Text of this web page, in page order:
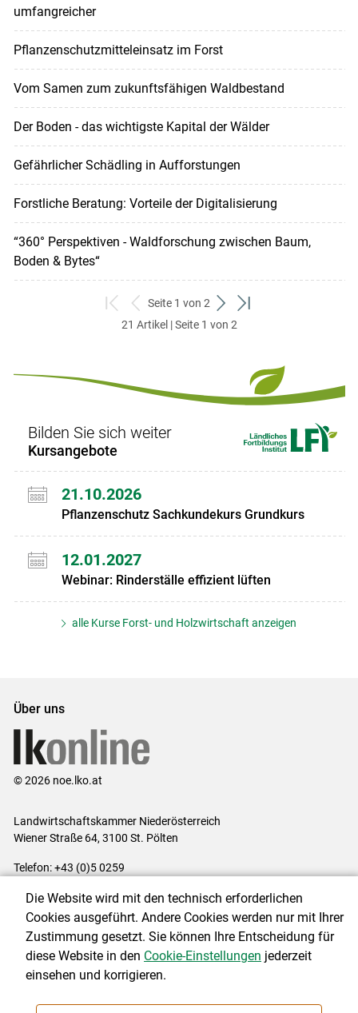
umfangreicher
Pflanzenschutzmitteleinsatz im Forst
Vom Samen zum zukunftsfähigen Waldbestand
Der Boden - das wichtigste Kapital der Wälder
Gefährlicher Schädling in Aufforstungen
Forstliche Beratung: Vorteile der Digitalisierung
“360° Perspektiven - Waldforschung zwischen Baum,
Boden & Bytes“
zum
ersten
zurück
zum
Seite 1 von 2
weiter
zum
zum
21 Artikel | Seite 1 von 2
Bilden Sie sich weiter
Kursangebote
21.10.2026
Pflanzenschutz Sachkundekurs Grundkurs
12.01.2027
Webinar: Rinderställe effizient lüften
alle Kurse Forst- und Holzwirtschaft anzeigen
Über uns
© 2026 noe.lko.at
Landwirtschaftskammer Niederösterreich
Wiener Straße 64, 3100 St. Pölten
Telefon: +43 (0)5 0259
Impressum|Kontakt|Datenschutzerklärung|Barrierefreiheit|
Cookie-Einstellungen
NEWSLETTER
Die Website wird mit den technisch erforderlichen
Cookies ausgeführt. Andere Cookies werden nur mit Ihrer
Zustimmung gesetzt. Sie können Ihre Entscheidung für
diese Website in den Cookie-Einstellungen jederzeit
einsehen und korrigieren.